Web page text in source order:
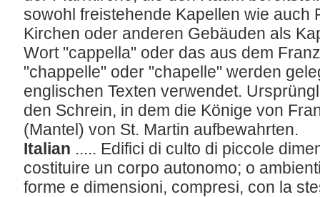
sowohl freistehende Kapellen wie auch
Kirchen oder anderen Gebäuden als
Wort "cappella" oder das aus dem
"chappelle" oder "chapelle" werden
englischen Texten verwendet.
den Schrein, in dem die Könige von
(Mantel) von St. Martin aufbewahrten.
Italian ..... Edifici di culto di piccole
costituire un corpo autonomo; o
forme e dimensioni, compresi, con la